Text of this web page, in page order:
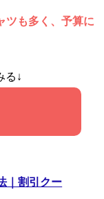
ツも多く、予算に
る↓
｜割引クー